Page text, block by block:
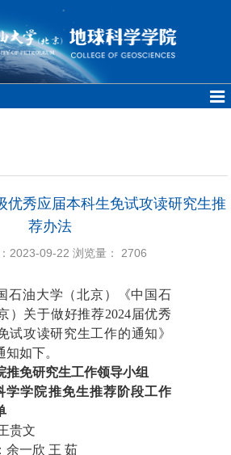
优秀应届本科生免试攻读研究生推
荐办法
2023-09-22 浏览量： 2706
石油大学（北京）《中国石
）关于做好推荐2024届优秀
试攻读研究生工作的通知》
如下。
推免研究生工作领导小组
学学院推免生推荐阶段工作
贵文
余一欣 王 茹